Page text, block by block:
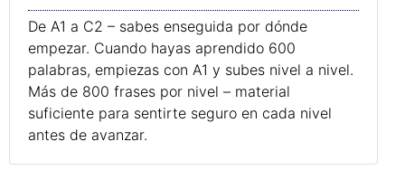
De A1 a C2 – sabes enseguida por dónde
empezar. Cuando hayas aprendido 600
palabras, empiezas con A1 y subes nivel a nivel.
Más de 800 frases por nivel – material
suficiente para sentirte seguro en cada nivel
antes de avanzar.